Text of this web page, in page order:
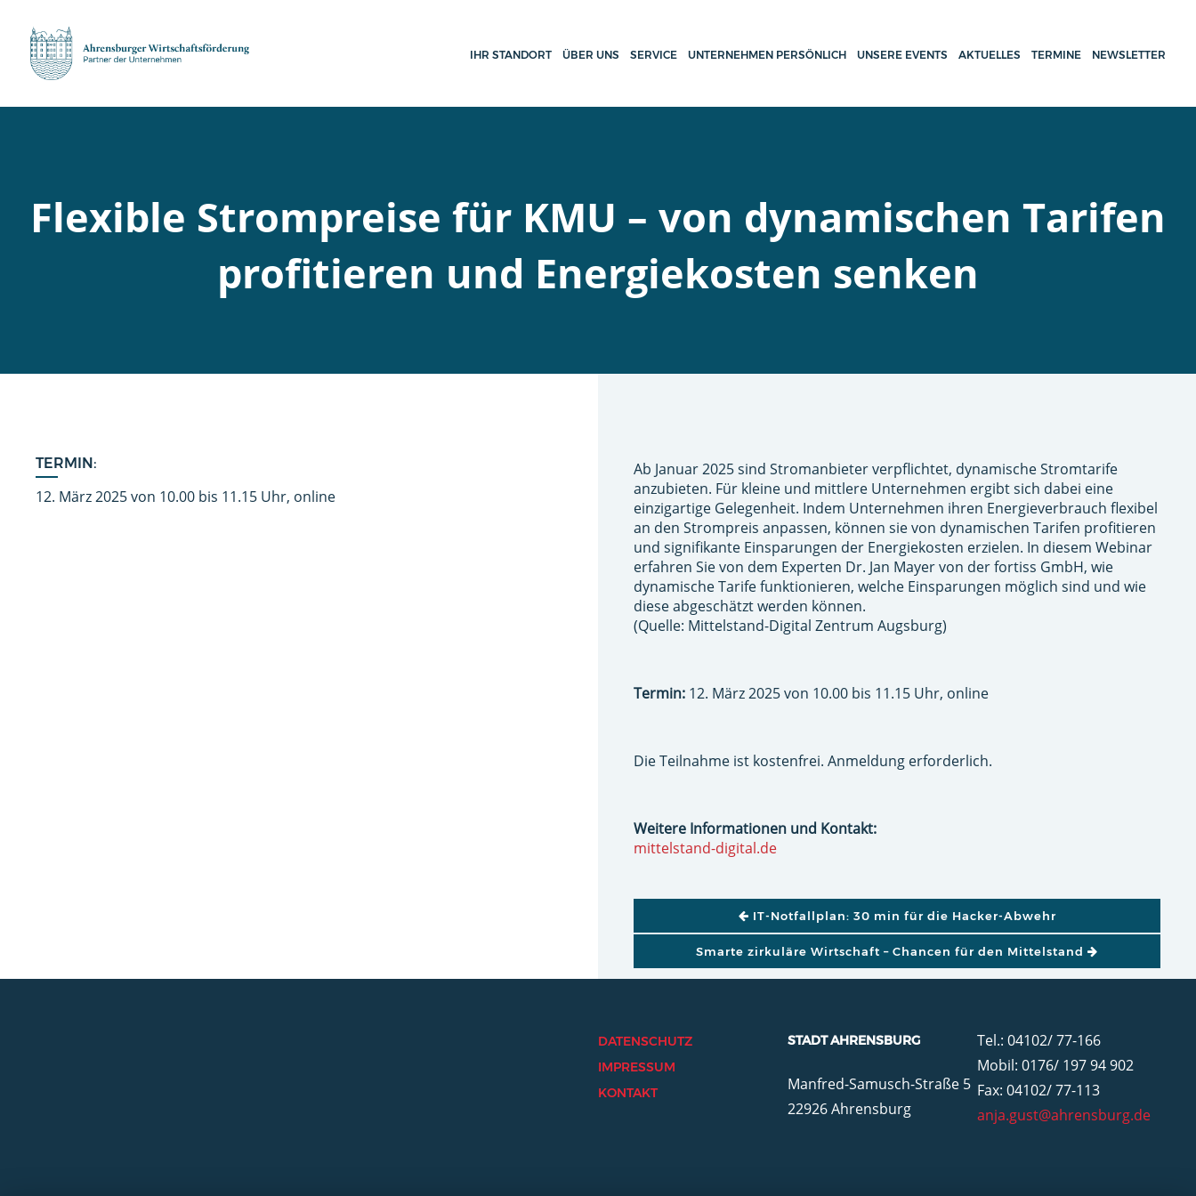
IHR STANDORT ÜBER UNS SERVICE UNTERNEHMEN PERSÖNLICH UNSERE EVENTS AKTUELLES TERMINE NEWSLETTER
Flexible Strompreise für KMU – von dynamischen Tarifen
profitieren und Energiekosten senken
TERMIN:
12. März 2025 von 10.00 bis 11.15 Uhr, online
Ab Januar 2025 sind Stromanbieter verpflichtet, dynamische Stromtarife
anzubieten. Für kleine und mittlere Unternehmen ergibt sich dabei eine
einzigartige Gelegenheit. Indem Unternehmen ihren Energieverbrauch flexibel
an den Strompreis anpassen, können sie von dynamischen Tarifen profitieren
und signifikante Einsparungen der Energiekosten erzielen. In diesem Webinar
erfahren Sie von dem Experten Dr. Jan Mayer von der fortiss GmbH, wie
dynamische Tarife funktionieren, welche Einsparungen möglich sind und wie
diese abgeschätzt werden können.
(Quelle: Mittelstand-Digital Zentrum Augsburg)
Termin: 12. März 2025 von 10.00 bis 11.15 Uhr, online
Die Teilnahme ist kostenfrei. Anmeldung erforderlich.
Weitere Informationen und Kontakt:
mittelstand-digital.de
BEITRAGSNAVIGATION
IT-Notfallplan: 30 min für die Hacker-Abwehr
Smarte zirkuläre Wirtschaft – Chancen für den Mittelstand
DATENSCHUTZ
IMPRESSUM
KONTAKT
STADT AHRENSBURG
Manfred-Samusch-Straße 5
22926 Ahrensburg
Tel.: 04102/ 77-166
Mobil: 0176/ 197 94 902
Fax: 04102/ 77-113
anja.gust@ahrensburg.de